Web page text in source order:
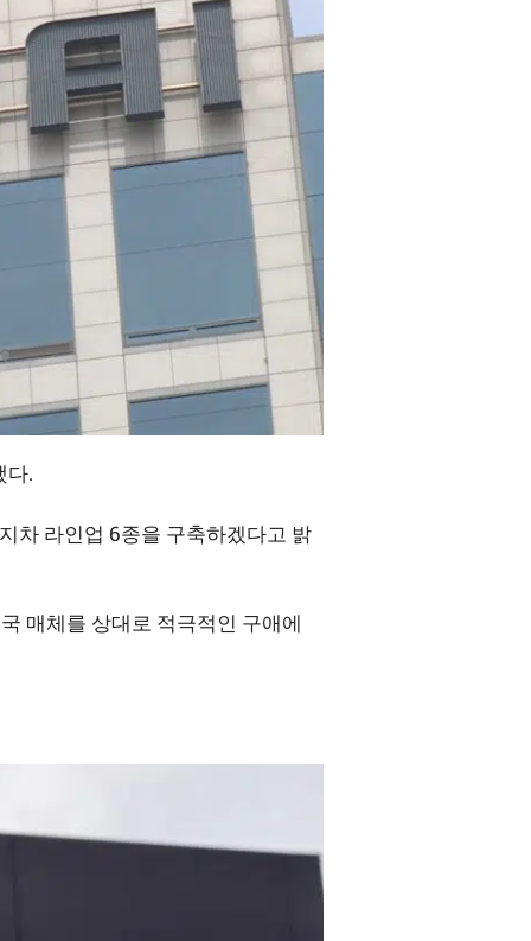
다.
차 라인업 6종을 구축하겠다고 밝
매체를 상대로 적극적인 구애에